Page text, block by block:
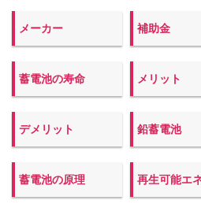
メーカー 補助金
蓄電池の寿命 メリット
デメリット 鉛蓄電池
蓄電池の原理 再生可能エ